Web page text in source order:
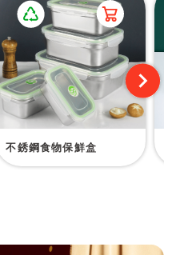
不銹鋼食物保鮮盒